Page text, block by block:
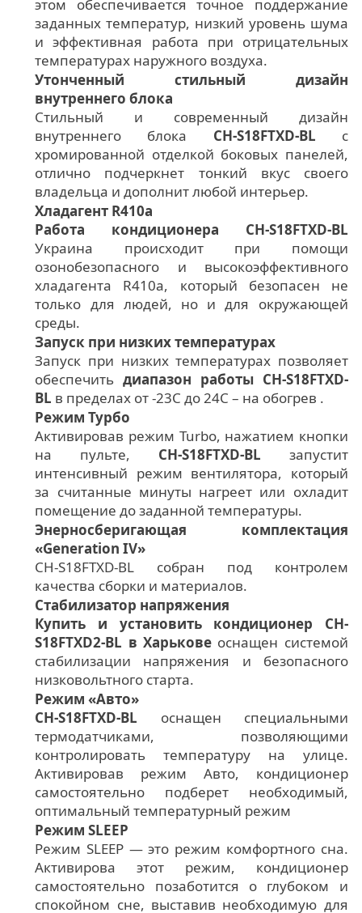
этом обеспечивается точное поддержание
заданных температур, низкий уровень шума
и эффективная работа при отрицательных
температурах наружного воздуха.
Утонченный стильный дизайн
внутреннего блока
Стильный и современный дизайн
внутреннего блока CH-S18FTXD-BL с
хромированной отделкой боковых панелей,
отлично подчеркнет тонкий вкус своего
владельца и дополнит любой интерьер.
Хладагент R410а
Работа кондиционера CH-S18FTXD-BL
Украина происходит при помощи
озонобезопасного и высокоэффективного
хладагента R410а, который безопасен не
только для людей, но и для окружающей
среды.
Запуск при низких температурах
Запуск при низких температурах позволяет
обеспечить диапазон работы CH-S18FTXD-
BL в пределах от -23С до 24С – на обогрев .
Режим Турбо
Активировав режим Turbo, нажатием кнопки
на пульте, CH-S18FTXD-BL запустит
интенсивный режим вентилятора, который
за считанные минуты нагреет или охладит
помещение до заданной температуры.
Энерносберигающая комплектация
«Generation IV»
CH-S18FTXD-BL собран под контролем
качества сборки и материалов.
Стабилизатор напряжения
Купить и установить кондиционер CH-
S18FTXD2-BL в Харькове оснащен системой
стабилизации напряжения и безопасного
низковольтного старта.
Режим «Авто»
CH-S18FTXD-BL оснащен специальными
термодатчиками, позволяющими
контролировать температуру на улице.
Активировав режим Авто, кондиционер
самостоятельно подберет необходимый,
оптимальный температурный режим
Режим SLЕЕР
Режим SLЕЕР — это режим комфортного сна.
Активирова этот режим, кондиционер
самостоятельно позаботится о глубоком и
спокойном сне, выставив необходимую для